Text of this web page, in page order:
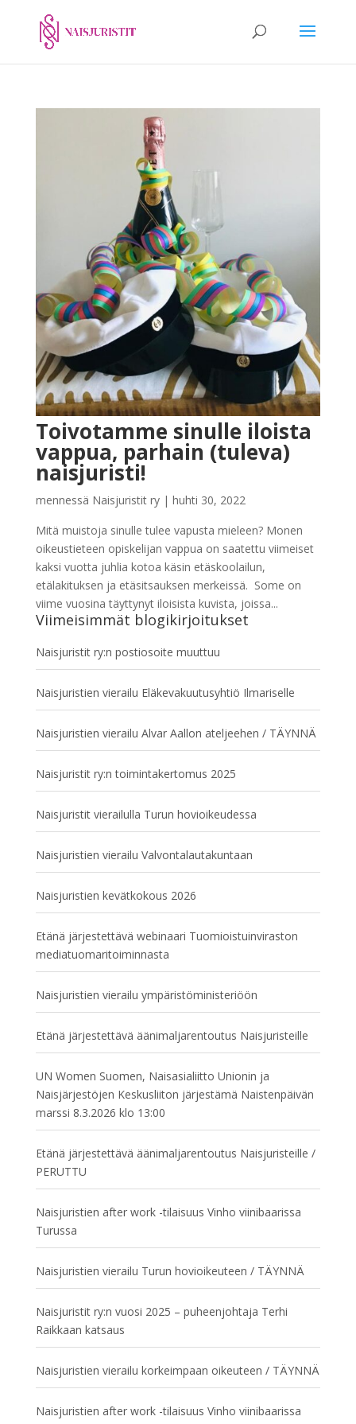
Toivotamme sinulle iloista
vappua, parhain (tuleva)
naisjuristi!
mennessä Naisjuristit ry| huhti 30, 2022
Mitä muistoja sinulle tulee vapusta mieleen? Monen
oikeustieteen opiskelijan vappua on saatettu viimeiset
kaksi vuotta juhlia kotoa käsin etäskoolailun,
etälakituksen ja etäsitsauksen merkeissä. Some on
viime vuosina täyttynyt iloisista kuvista, joissa...
Viimeisimmät blogikirjoitukset
Naisjuristit ry:n postiosoite muuttuu
Naisjuristien vierailu Eläkevakuutusyhtiö Ilmariselle
Naisjuristien vierailu Alvar Aallon ateljeehen / TÄYNNÄ
Naisjuristit ry:n toimintakertomus 2025
Naisjuristit vierailulla Turun hovioikeudessa
Naisjuristien vierailu Valvontalautakuntaan
Naisjuristien kevätkokous 2026
Etänä järjestettävä webinaari Tuomioistuinviraston
mediatuomaritoiminnasta
Naisjuristien vierailu ympäristöministeriöön
Etänä järjestettävä äänimaljarentoutus Naisjuristeille
UN Women Suomen, Naisasialiitto Unionin ja
Naisjärjestöjen Keskusliiton järjestämä Naistenpäivän
marssi 8.3.2026 klo 13:00
Etänä järjestettävä äänimaljarentoutus Naisjuristeille /
PERUTTU
Naisjuristien after work -tilaisuus Vinho viinibaarissa
Turussa
Naisjuristien vierailu Turun hovioikeuteen / TÄYNNÄ
Naisjuristit ry:n vuosi 2025 – puheenjohtaja Terhi
Raikkaan katsaus
Naisjuristien vierailu korkeimpaan oikeuteen / TÄYNNÄ
Naisjuristien after work -tilaisuus Vinho viinibaarissa